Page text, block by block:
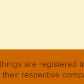
are registered
respective